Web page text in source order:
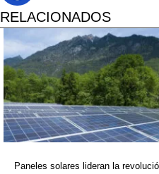
RELACIONADOS
Paneles solares lideran la